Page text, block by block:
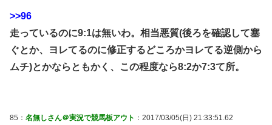
>>96
走っているのに9:1は無いわ。相当悪質(後ろを確認して塞
ぐとか、ヨレてるのに修正するどころかヨレてる逆側から
ムチ)とかならともかく、この程度なら8:2か7:3て所。
85： 名無しさん＠実況で競馬板アウト ：2017/03/05(日) 21:33:51.62